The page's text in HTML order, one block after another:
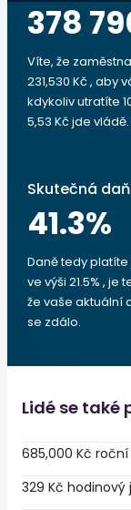
378
Víte, že
231,530 Kč , aby
kdykoliv utratíte
5,53 Kč jde vládě.
Skutečná
41.3%
Daně tedy
ve výši 21.5% , je
že vaše aktuální
se zdálo.
Lidé se také
685,000 Kč
329 Kč hodinový